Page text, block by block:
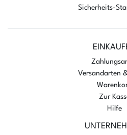
Sicherheits-
Versandarten
Zur
Hilfe